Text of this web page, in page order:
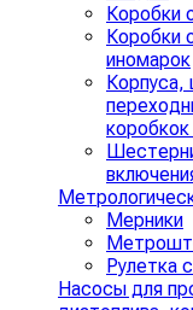
Коробки
Коробки
иномарок
Мерники
Рулетка
Насосы для